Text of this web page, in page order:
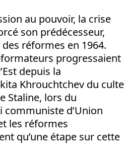
au pouvoir, la crise
son prédécesseur,
réformes en 1964.
progressaient
depuis la
Khrouchtchev du culte
Staline, lors du
communiste d’Union
les réformes
qu’une étape sur cette